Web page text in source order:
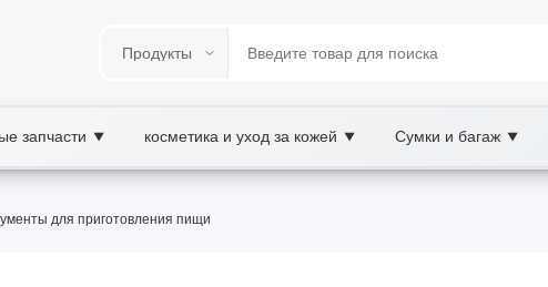
запчасти ▼ косметика и уход за кожей ▼ Сумки и багаж ▼
пищи | XOOBAY B2B/B2C
для приготовления пищи